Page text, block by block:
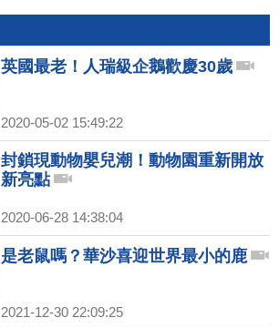
英國最老！人瑞級企鵝歡慶30歲
2020-05-02 15:49:22
封鎖現動物嬰兒潮！動物園重新開放
新亮點
2020-06-28 14:38:04
是老鼠嗎？華沙喜迎世界最小的鹿
2021-12-30 22:09:25